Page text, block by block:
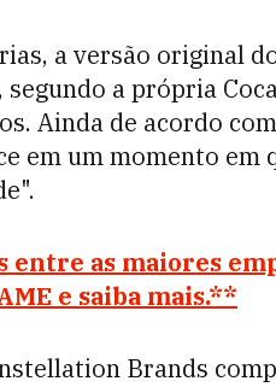
a versão original
a própria
Ainda de acordo
em um momento
entre as maiores
e saiba mais.**
Brands